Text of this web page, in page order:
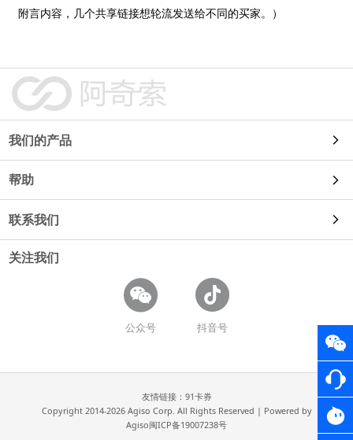
附言内容，几个共享链接想轮流发送给不同的买家。）
我们的产品
自动发货
帮助
使用教程
卡券工具
联系我们
使用咨询
关注我们
公众号 抖音号
友情链接： 91卡券
Copyright 2014-2026Agiso Corp. All Rights Reserved | Powered by
Agiso闽ICP备19007238号